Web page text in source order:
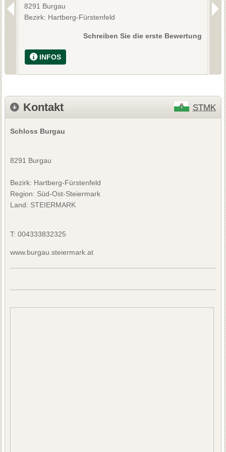
8291 Burgau
Bezirk: Hartberg-Fürstenfeld
Schreiben Sie die erste Bewertung
INFOS
Kontakt STMK
Schloss Burgau
8291 Burgau
Bezirk: Hartberg-Fürstenfeld
Region: Süd-Ost-Steiermark
Land: STEIERMARK
T: 004333832325
www.burgau.steiermark.at